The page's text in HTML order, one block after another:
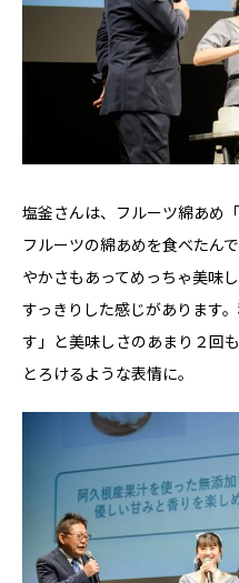
塩釜さんは、フルーツ綿あめ
フルーツの綿あめを食べたん
やかさもあってめっちゃ美味
すっきりした感じがあります
す」と美味しさのあまり２回
とろけるような表情に。